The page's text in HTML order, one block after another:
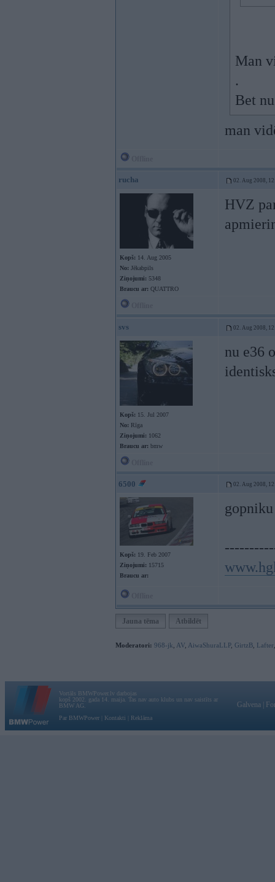
Man
.
Bet
man
rucha 02. Aug 2008,
Kopš: 14. Aug 2005
No: Jēkabpils
Ziņojumi: 5348
Braucu ar: QUATTRO
HVZ
svs 02. Aug 2008,
Kopš: 15. Jul 2007
No: Rīga
Ziņojumi: 1062
Braucu ar: bmw
nu e36
6500 02. Aug 2008,
Kopš: 19. Feb 2007
Ziņojumi: 15715
Braucu ar:
Jauna tēma Atbildēt
Moderatori: 968-jk AV AiwaShuraLLP, GirtzB Lafter
Vortāls BMWPower.lv darbojas
kopš 2002. gada 14. maija. Tas nav auto klubs un nav saistīts ar
BMW AG.
Par BMWPower
Kontakti Reklāma
Galvena